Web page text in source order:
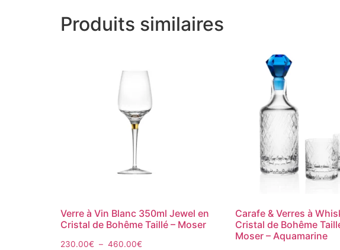
Produits similaires
Verre à Vin Blanc 350ml Jewel en
Cristal de Bohême Taillé – Moser
230.00€ – 460.00€
Carafe & Verres à
Cristal de Bohême
Moser – Aquamarine